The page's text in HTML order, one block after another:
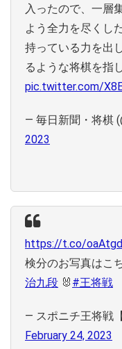
入ったので、一層
よう全力を尽くし
持っている力を出
るような将棋を指
pic.twitter.com/
— 毎日新聞・将棋
2023
https://t.co/
検分のお写真はこ
治九段 🐰 #王将戦
— スポニチ王将戦
February 24, 2023